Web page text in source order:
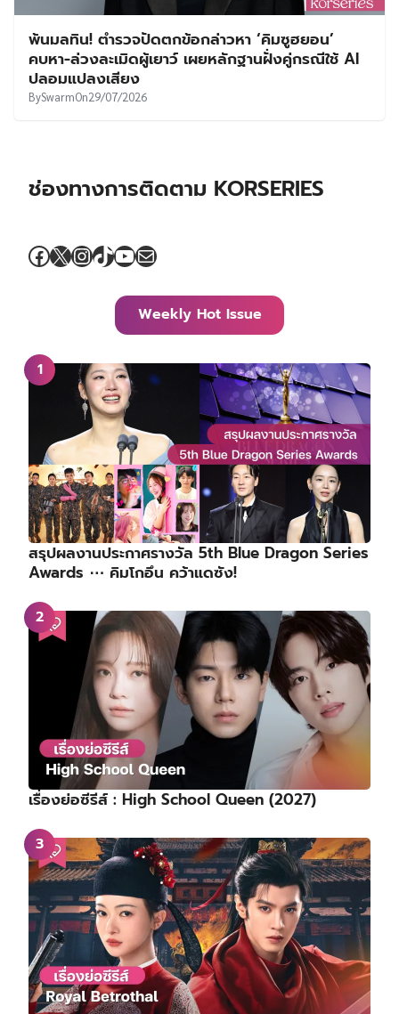
พ้นมลทิน! ตำรวจปัดตกข้อกล่าวหา ‘คิมซูฮยอน’
คบหา-ล่วงละเมิดผู้เยาว์ เผยหลักฐานฝั่งคู่กรณีใช้ AI
ปลอมแปลงเสียง
BySwarmOn29/07/2026
ช่องทางการติดตาม KORSERIES
Facebook
X Instagram
TikTok
YouTube
Mail
Weekly Hot Issue
สรุปผลงานประกาศรางวัล 5th Blue Dragon Series
Awards ⋯ คิมโกอึน คว้าแดซัง!
เรื่องย่อซีรีส์ : High School Queen (2027)